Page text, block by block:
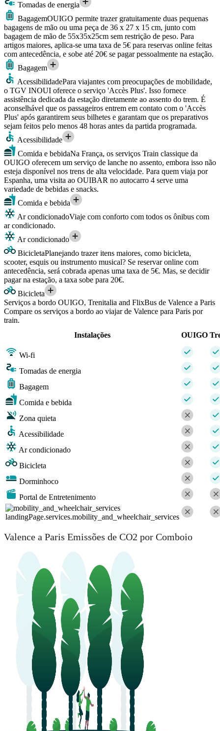
Tomadas de energia
BagagemOUIGO permite trazer gratuitamente duas pequenas
bagagens de mão ou uma peça de 36 x 27 x 15 cm, junto com
bagagem de mão de 55x35x25cm sem restrição de peso. Para
artigos maiores, aplica-se uma taxa de 5€ para reservas online feitas
com antecedência, e sobe até 20€ se pagar pessoalmente na estação.
Bagagem
AcessibilidadePara viajantes com preocupações de mobilidade,
o TGV INOUI oferece o serviço 'Accès Plus'. Isso fornece
assistência dedicada da estação diretamente ao assento do trem. É
aconselhável que os passageiros entrem em contato com o 'Accès
Plus' após garantirem seus bilhetes e garantam que os preparativos
sejam feitos pelo menos 48 horas antes da partida programada.
Acessibilidade
Comida e bebidaNa França, os serviços Train classique da
OUIGO oferecem um serviço de lanche no assento, embora isso não
esteja disponível nos trens de alta velocidade. Para quem viaja por
Espanha, uma visita ao OUIBAR no autocarro 4 serve uma
variedade de bebidas e snacks.
Comida e bebida
Ar condicionadoViaje com conforto com todos os ônibus com
ar condicionado.
Ar condicionado
BicicletaPlanejando trazer itens maiores, como bicicleta,
scooter, esquis ou instrumento musical? Se reservar online com
antecedência, será cobrada apenas uma taxa de 5€. Mas, se decidir
pagar na estação, a taxa sobe para 20€.
Bicicleta
Serviços a bordo OUIGO, Trenitalia and FlixBus de Valence a Paris
Compare os serviços a bordo ao viajar de Valence para Paris por
train.
Instalações
OUIGO
Wi-fi
Tomadas de energia
Bagagem
Comida e bebida
Zona quieta
Acessibilidade
Ar condicionado
Bicicleta
Dorminhoco
Portal de Entretenimento
landingPage.services.mobility_and_wheelchair_services
Valence a Paris Emissões de CO2 por Comboio